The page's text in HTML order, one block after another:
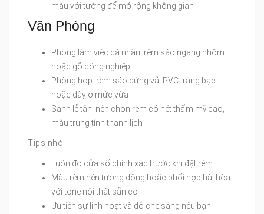
màu với tường để mở rộng không gian
Văn Phòng
Phòng làm việc cá nhân: rèm sáo ngang nhôm
hoặc gỗ công nghiệp
Phòng họp: rèm sáo đứng vải PVC tráng bạc
hoặc dày ở mức vừa
Sảnh lễ tân: nên chọn rèm có nét thẩm mỹ cao,
màu trung tính thanh lịch
Tips nhỏ:
Luôn đo cửa sổ chính xác trước khi đặt rèm
Màu rèm nên tương đồng hoặc phối hợp hài hòa
với tone nội thất sẵn có
Ưu tiên sự linh hoạt và độ che sáng nếu bạn